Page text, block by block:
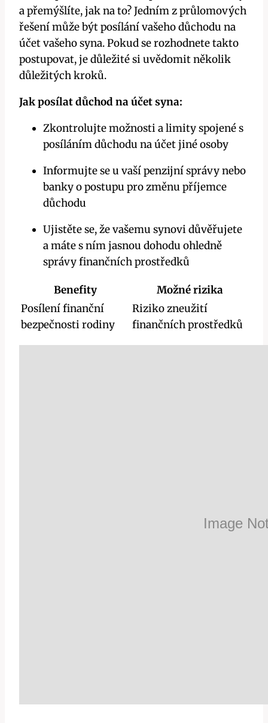
a přemýšlíte, jak na to? Jedním z průlomových
řešení může být posílání vašeho důchodu na
účet vašeho syna. Pokud se rozhodnete takto
postupovat, je důležité si uvědomit několik
důležitých kroků.
Jak posílat důchod na účet syna:
Zkontrolujte možnosti a limity spojené s
posíláním důchodu na účet jiné osoby
Informujte se u vaší penzijní správy nebo
banky o postupu pro změnu příjemce
důchodu
Ujistěte se, že vašemu synovi důvěřujete
a máte s ním jasnou dohodu ohledně
správy finančních prostředků
Benefity
Možné rizika
Posílení finanční
bezpečnosti rodiny
Riziko zneužití
finančních prostředků